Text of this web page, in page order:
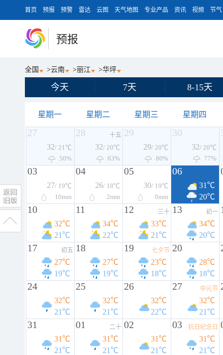
首页 预报 预警 雷达 云图 天气地图 专业产品 资讯 视频 节气
预报
全国 >云南 >丽江 >华坪
今天 7天 8-15天
星期一 星期二 星期三 星期四
27
32/ 21℃
50%
28 十五
32/ 20℃
63%
29
29/ 20℃
80%
30
32/ 20℃
77%
03
27/ 19℃
10mm
04
26/ 18℃
2mm
05
30/ 19℃
0mm
06
31℃
20℃
10
32℃
21℃
11
34℃
22℃
12 三十
33℃
21℃
13 初一
34℃
20℃
17 初五
27℃
19℃
18
27℃
19℃
19 七夕节
23℃
18℃
20
28℃
18℃
24
32℃
21℃
25
32℃
21℃
26
32℃
22℃
27 中元节
32℃
21℃
31
31℃
21℃
01 二十
31℃
21℃
02
31℃
21℃
03 抗日纪念日
31℃
21℃